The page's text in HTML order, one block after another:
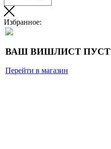
Избранное:
ВАШ ВИШЛИСТ ПУСТ
Перейти в магазин